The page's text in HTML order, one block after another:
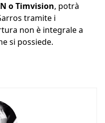
o Timvision, potrà
tramite i
non è integrale a
si possiede.